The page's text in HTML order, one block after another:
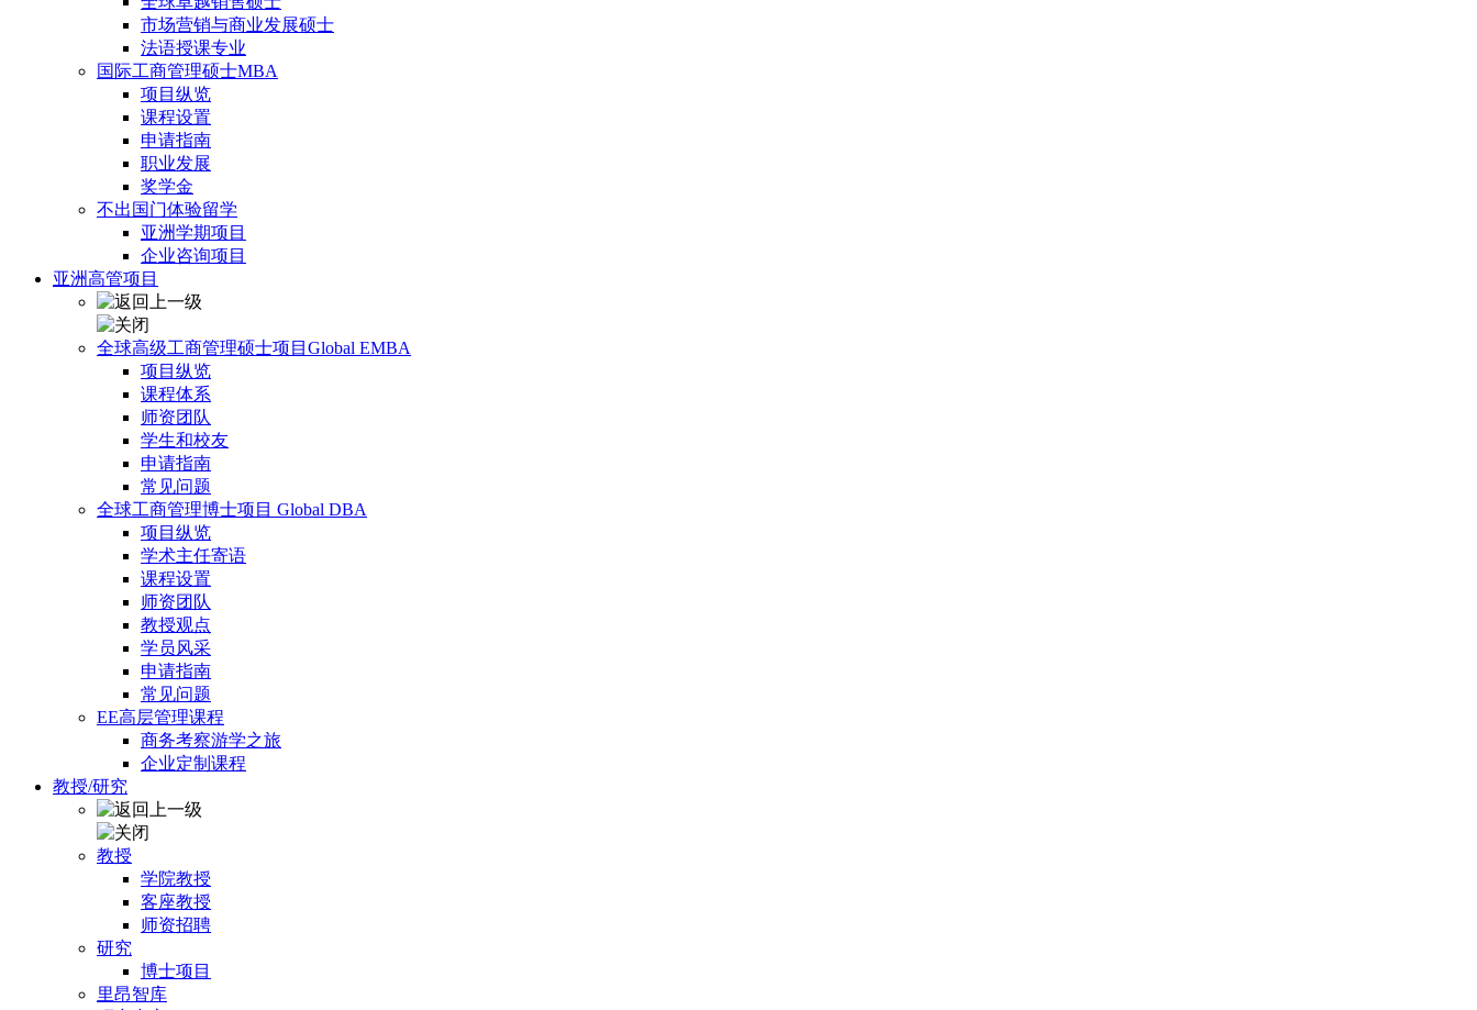
市场营销与商业发展硕士
法语授课专业
国际工商管理硕士MBA
项目纵览
课程设置
申请指南
职业发展
奖学金
不出国门体验留学
亚洲学期项目
企业咨询项目
亚洲高管项目
全球高级工商管理硕士项目Global EMBA
项目纵览
课程体系
师资团队
学生和校友
申请指南
常见问题
全球工商管理博士项目 Global DBA
项目纵览
学术主任寄语
课程设置
师资团队
教授观点
学员风采
申请指南
常见问题
EE高层管理课程
商务考察游学之旅
企业定制课程
教授/研究
教授
学院教授
客座教授
师资招聘
研究
博士项目
里昂智库